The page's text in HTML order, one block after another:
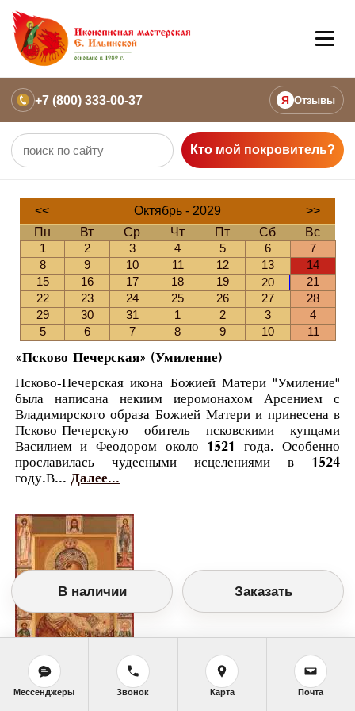
+7 (800) 333-00-37 Я Отзывы
Кто мой покровитель?
<< Октябрь - 2029
>>
Пн
Вт Ср Чт Пт Сб
Вс
1
2 3 4 5 6
7
8
9 10 11 12 13
14
15
16 17 18 19 20
21
22
23 24 25 26 27
28
29
30 31 1 2 3
4
5
6 7 8 9 10 11
«Псково-Печерская» (Умиление)
Псково-Печерская икона Божией Матери "Умиление"
была написана некиим иеромонахом Арсением с
Владимирского образа Божией Матери и принесена в
Псково-Печерскую обитель псковскими купцами
Василием и Феодором около 1521 года. Особенно
прославилась чудесными исцелениями в 1524
году.В... Далее...
Православный календарь
В наличии Заказать
Мессенджеры Звонок Карта Почта